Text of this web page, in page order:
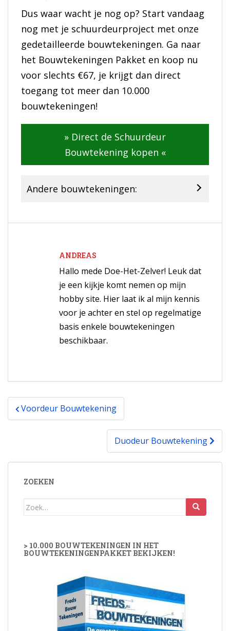
Dus waar wacht je nog op? Start vandaag
nog met je schuurdeurproject met onze
gedetailleerde bouwtekeningen. Ga naar
het Bouwtekeningen Pakket en koop nu
voor slechts €67, je krijgt dan direct
toegang tot meer dan 10.000
bouwtekeningen!
» Direct de Schuurdeur
Bouwtekening kopen «
Andere bouwtekeningen:
ANDREAS
Hallo mede Doe-Het-Zelver! Leuk dat
je een kijkje komt nemen op mijn
hobby site. Hier laat ik al mijn kennis
voor je achter en stel op regelmatige
basis enkele bouwtekeningen
beschikbaar.
Bericht
navigatie
Voordeur Bouwtekening
Duodeur Bouwtekening
ZOEKEN
Zoek
> 10.000 BOUWTEKENINGEN IN HET
BOUWTEKENINGENPAKKET BEKIJKEN!